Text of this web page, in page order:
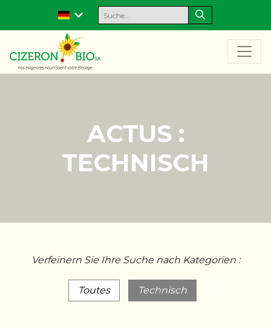
ACTUS :
TECHNISCH
Verfeinern Sie Ihre Suche nach Kategorien :
Toutes Technisch